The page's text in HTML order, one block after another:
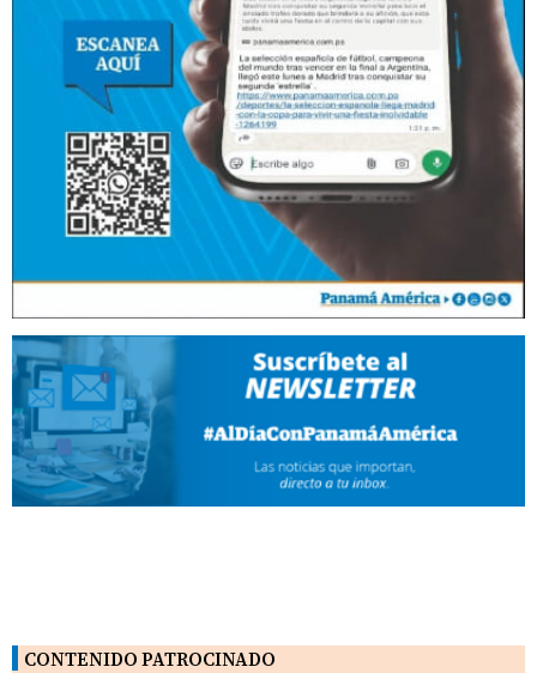
CONTENIDO PATROCINADO